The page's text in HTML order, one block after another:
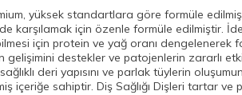
yüksek standartlara göre formüle
karşılamak için özenle formüle edilmiştir.
için protein ve yağ oranı dengelenerek
gelişimini destekler ve patojenlerin zararlı
deri yapısını ve parlak tüylerin
içeriğe sahiptir. Diş Sağlığı Dişleri tartar ve